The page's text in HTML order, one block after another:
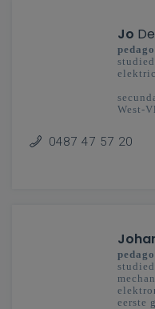
Jo
West-
0487 47 57 20
eerste